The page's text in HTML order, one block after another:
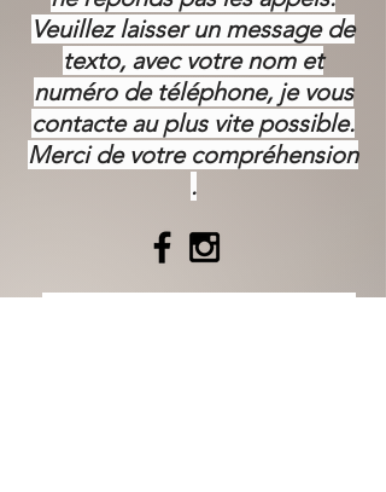
Veuillez laisser un message de
texto, avec votre nom et
numéro de téléphone, je vous
contacte au plus vite possible.
Merci de votre compréhension
.